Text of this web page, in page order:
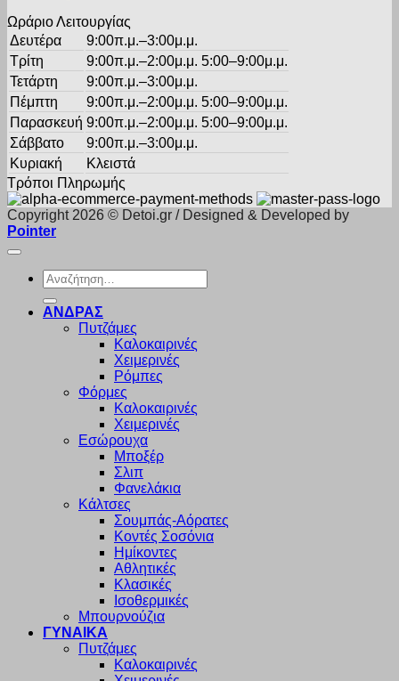
Ωράριο Λειτουργίας
Δευτέρα
9:00π.μ.–3:00μ.μ.
Τρίτη
9:00π.μ.–2:00μ.μ. 5:00–9:00μ.μ.
Τετάρτη
9:00π.μ.–3:00μ.μ.
Πέμπτη
9:00π.μ.–2:00μ.μ. 5:00–9:00μ.μ.
Παρασκευή 9:00π.μ.–2:00μ.μ. 5:00–9:00μ.μ.
Σάββατο
9:00π.μ.–3:00μ.μ.
Κυριακή
Κλειστά
Τρόποι Πληρωμής
Copyright 2026 © Detoi.gr / Designed & Developed by
Pointer
Αναζήτηση
για:
ΑΝΔΡΑΣ
Πυτζάμες
Καλοκαιρινές
Χειμερινές
Ρόμπες
Φόρμες
Καλοκαιρινές
Χειμερινές
Εσώρουχα
Μποξέρ
Σλιπ
Φανελάκια
Κάλτσες
Σουμπάς-Αόρατες
Κοντές Σοσόνια
Ημίκοντες
Αθλητικές
Κλασικές
Ισοθερμικές
Μπουρνούζια
ΓΥΝΑΙΚΑ
Πυτζάμες
Καλοκαιρινές